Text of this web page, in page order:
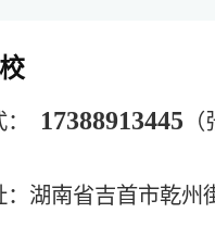
： 17388913445
：湖南省吉首市乾州